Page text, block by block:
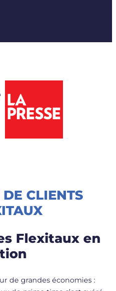
CLIENTS
Flexitaux en
de grandes économies :